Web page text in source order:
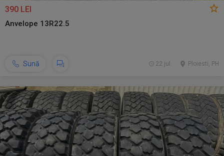
390 LEI
Anvelope 13R22.5
Sună Ploiesti, PH
22 jul.